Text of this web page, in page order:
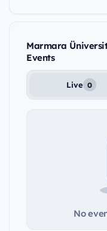
Marmara
Events
Live 0
No